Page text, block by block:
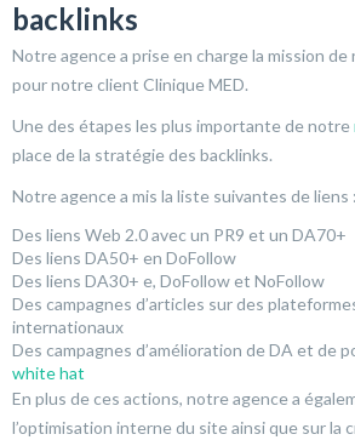
backlinks
Notre agence a prise en charge la mission
pour notre client Clinique MED.
Une des étapes les plus importante de notre
place de la stratégie des backlinks.
Notre agence a mis la liste suivantes de liens :
Des liens Web 2.0 avec un PR9 et un DA70+
Des liens DA50+ en DoFollow
Des liens DA30+ e, DoFollow et NoFollow
Des campagnes d’articles sur des
internationaux
Des campagnes d’amélioration de DA et de
white hat
En plus de ces actions, notre agence a
l’optimisation interne du site ainsi que sur la